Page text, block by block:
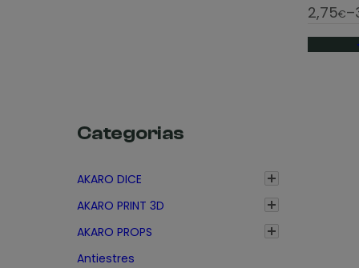
2,75€–
R
a
n
Categorias
AKARO DICE
AKARO PRINT 3D
AKARO PROPS
Antiestres